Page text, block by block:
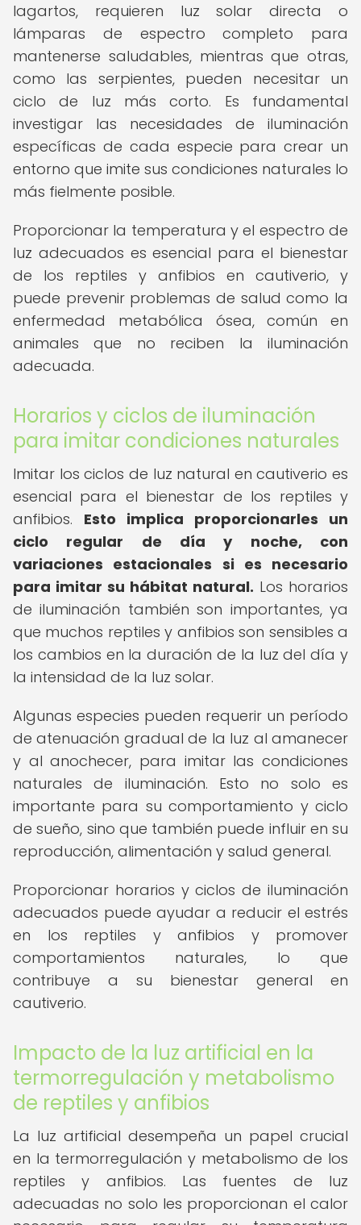
lagartos, requieren luz solar directa o
lámparas de espectro completo para
mantenerse saludables, mientras que otras,
como las serpientes, pueden necesitar un
ciclo de luz más corto. Es fundamental
investigar las necesidades de iluminación
específicas de cada especie para crear un
entorno que imite sus condiciones naturales lo
más fielmente posible.
Proporcionar la temperatura y el espectro de
luz adecuados es esencial para el bienestar
de los reptiles y anfibios en cautiverio, y
puede prevenir problemas de salud como la
enfermedad metabólica ósea, común en
animales que no reciben la iluminación
adecuada.
Horarios y ciclos de iluminación
para imitar condiciones naturales
Imitar los ciclos de luz natural en cautiverio es
esencial para el bienestar de los reptiles y
anfibios. Esto implica proporcionarles un
ciclo regular de día y noche, con
variaciones estacionales si es necesario
para imitar su hábitat natural. Los horarios
de iluminación también son importantes, ya
que muchos reptiles y anfibios son sensibles a
los cambios en la duración de la luz del día y
la intensidad de la luz solar.
Algunas especies pueden requerir un período
de atenuación gradual de la luz al amanecer
y al anochecer, para imitar las condiciones
naturales de iluminación. Esto no solo es
importante para su comportamiento y ciclo
de sueño, sino que también puede influir en su
reproducción, alimentación y salud general.
Proporcionar horarios y ciclos de iluminación
adecuados puede ayudar a reducir el estrés
en los reptiles y anfibios y promover
comportamientos naturales, lo que
contribuye a su bienestar general en
cautiverio.
Impacto de la luz artificial en la
termorregulación y metabolismo
de reptiles y anfibios
La luz artificial desempeña un papel crucial
en la termorregulación y metabolismo de los
reptiles y anfibios. Las fuentes de luz
adecuadas no solo les proporcionan el calor